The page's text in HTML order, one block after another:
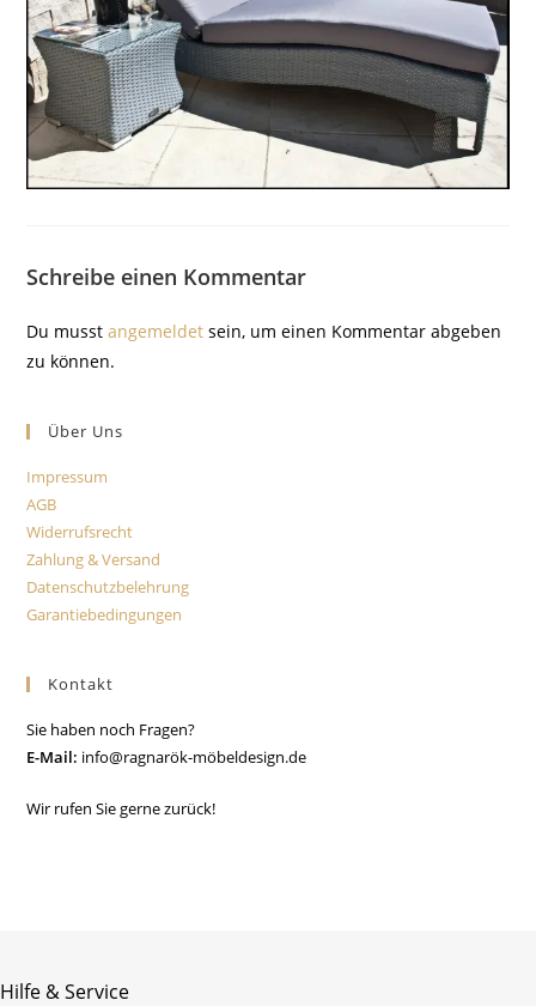
Schreibe einen Kommentar
Du musstangemeldet sein, um einen Kommentar abgeben
zu können.
Über Uns
Impressum
AGB
Widerrufsrecht
Zahlung & Versand
Datenschutzbelehrung
Garantiebedingungen
Kontakt
Sie haben noch Fragen?
E-Mail: info@ragnarök-möbeldesign.de
Wir rufen Sie gerne zurück!
Hilfe & Service